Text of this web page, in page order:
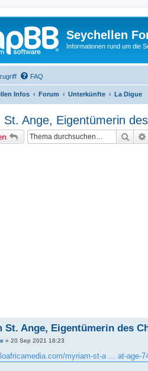
Seychellen
Informationen rund um die
FAQ
Infos Forum Unterkünfte La Digue
St. Ange, Eigentümerin
Suche
St. Ange, Eigentümerin des
» 20 Sep 2021 18:23
myriam-st-a ... at-age-